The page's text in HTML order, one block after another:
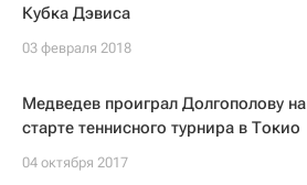
Кубка Дэвиса
03 февраля 2018
Медведев проиграл Долгополову на
старте теннисного турнира в Токио
04 октября 2017